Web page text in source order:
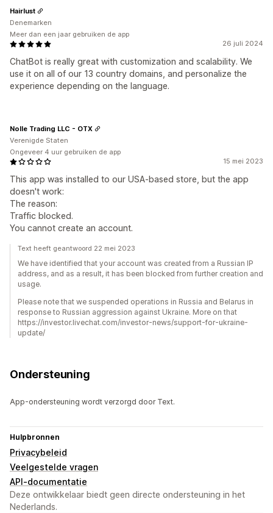
26 juli 2024
ChatBot is really great with customization and scalability. We
use it on all of our 13 country domains, and personalize the
experience depending on the language.
Hairlust
Denemarken
Meer dan een jaar gebruiken de app
15 mei 2023
This app was installed to our USA-based store, but the app
doesn't work:
The reason:
Traffic blocked.
You cannot create an account.
Nolle Trading LLC - OTX
Verenigde Staten
Ongeveer 4 uur gebruiken de app
Text heeft geantwoord 22 mei 2023
We have identified that your account was created from a Russian IP
address, and as a result, it has been blocked from further creation and
usage.
Please note that we suspended operations in Russia and Belarus in
response to Russian aggression against Ukraine. More on that
https://investor.livechat.com/investor-news/support-for-ukraine-
update/
Ondersteuning
App-ondersteuning wordt verzorgd door Text.
Hulpbronnen
Privacybeleid
Veelgestelde vragen
API-documentatie
Deze ontwikkelaar biedt geen directe ondersteuning in het
Nederlands.